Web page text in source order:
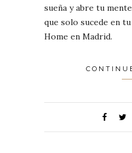
sueña y abre tu
que solo sucede en
Home en Madrid.